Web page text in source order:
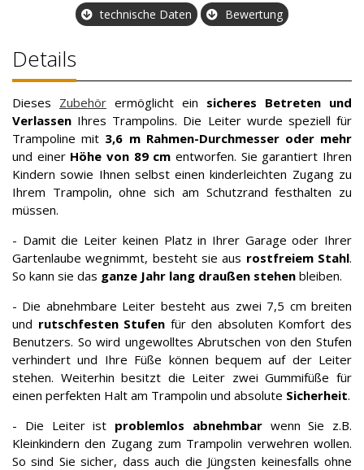
technische Daten Bewertung
Details
Dieses Zubehör ermöglicht ein sicheres Betreten und
Verlassen Ihres Trampolins. Die Leiter wurde speziell für
Trampoline mit 3,6 m Rahmen-Durchmesser oder mehr
und einer Höhe von 89 cm entworfen. Sie garantiert Ihren
Kindern sowie Ihnen selbst einen kinderleichten Zugang zu
Ihrem Trampolin, ohne sich am Schutzrand festhalten zu
müssen.
- Damit die Leiter keinen Platz in Ihrer Garage oder Ihrer
Gartenlaube wegnimmt, besteht sie aus rostfreiem Stahl.
So kann sie das ganze Jahr lang draußen stehen bleiben.
- Die abnehmbare Leiter besteht aus zwei 7,5 cm breiten
und rutschfesten Stufen für den absoluten Komfort des
Benutzers. So wird ungewolltes Abrutschen von den Stufen
verhindert und Ihre Füße können bequem auf der Leiter
stehen. Weiterhin besitzt die Leiter zwei Gummifüße für
einen perfekten Halt am Trampolin und absolute Sicherheit.
- Die Leiter ist problemlos abnehmbarwenn Sie z.B.
Kleinkindern den Zugang zum Trampolin verwehren wollen.
So sind Sie sicher, dass auch die Jüngsten keinesfalls ohne